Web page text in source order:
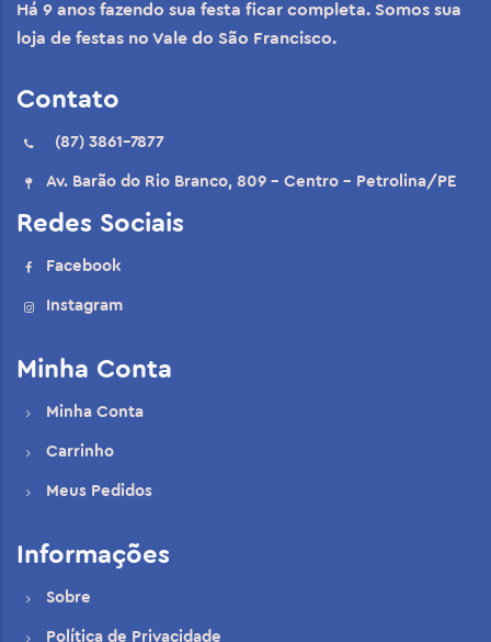
Há 9 anos fazendo sua festa ficar completa. Somos sua
loja de festas no Vale do São Francisco.
Contato
(87) 3861-7877
Av. Barão do Rio Branco, 809 - Centro - Petrolina/PE
Redes Sociais
Facebook
Instagram
Minha Conta
Minha Conta
Carrinho
Meus Pedidos
Informações
Sobre
Política de Privacidade